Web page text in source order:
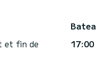
un devis, vous
et fin de